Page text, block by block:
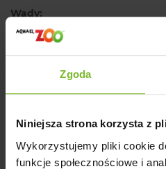
Zgoda
Niniejsza strona korzysta z
Wykorzystujemy pliki cookie
funkcje społecznościowe i
Wady:
wymaga regularnej
potrzebuje przestrzeni
Dla kogo?
✔ do domów z większą
✔ dla opiekunów szanujących